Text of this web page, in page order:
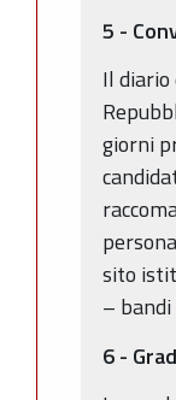
5 -
Il
giorni
sito
– bandi
6 -